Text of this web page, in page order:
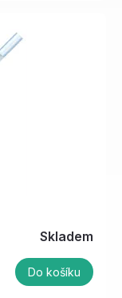
Skladem
Do košíku